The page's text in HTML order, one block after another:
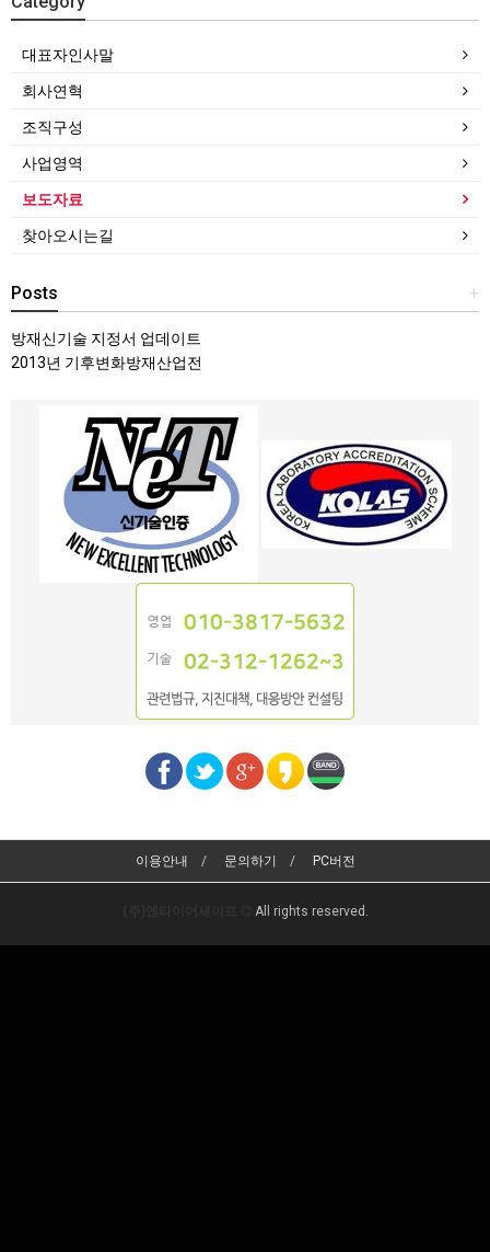
대표자인사말
회사연혁
조직구성
사업영역
보도자료
찾아오시는길
+
Posts
방재신기술 지정서 업데이트
2013년 기후변화방재산업전
이용안내 문의하기 PC버전
All rights reserved.